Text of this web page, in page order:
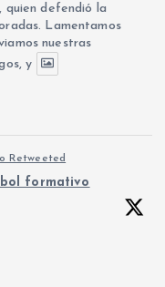
quien defendió la
Lamentamos
nuestras
y
Retweeted
formativo